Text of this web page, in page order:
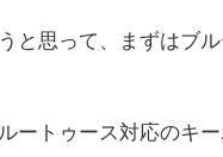
と思って、まずはブ
ートゥース対応のキー